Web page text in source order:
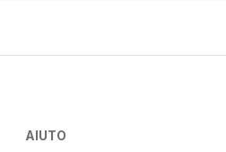
AIUTO